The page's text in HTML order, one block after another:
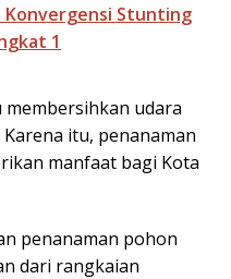
Konvergensi Stunting
1
udara
itu, penanaman
manfaat bagi Kota
penanaman pohon
dari rangkaian